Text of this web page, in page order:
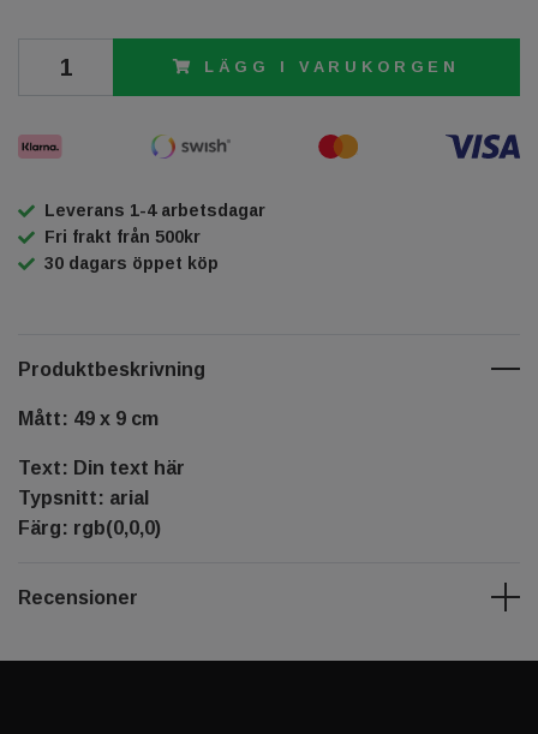
LÄGG I VARUKORGEN
Leverans 1-4 arbetsdagar
Fri frakt från 500kr
30 dagars öppet köp
Produktbeskrivning
Mått: 49 x 9 cm
Text: Din text här
Typsnitt: arial
Färg: rgb(0,0,0)
Recensioner